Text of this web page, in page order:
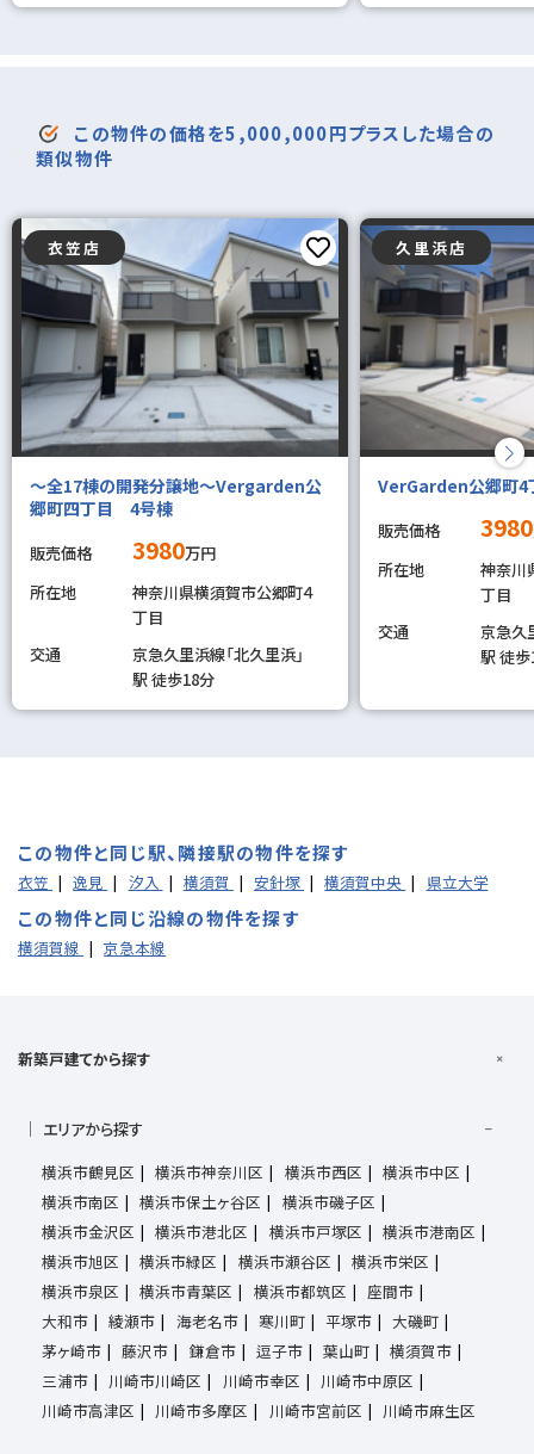
この物件の価格を5,000,000円プラスした場合の
類似物件
衣笠店
～全17棟の開発分譲地～Vergarden公
郷町四丁目 4号棟
販売価格 3980万円
所在地
神奈川県横須賀市公郷町４
丁目
交通
京急久里浜線「北久里浜」
駅 徒歩18分
久里浜店
VerGarden公郷町4
販売価格 3980
所在地
神奈川
丁目
交通
京急久
駅 徒
この物件と同じ駅、隣接駅の物件を探す
衣笠 逸見 汐入 横須賀 安針塚 横須賀中央 県立大学
この物件と同じ沿線の物件を探す
横須賀線 京急本線
新築戸建てから探す
エリアから探す
横浜市鶴見区
横浜市神奈川区 横浜市西区
横浜市中区
横浜市南区
横浜市保土ヶ谷区
横浜市磯子区
横浜市金沢区
横浜市港北区 横浜市戸塚区
横浜市港南区
横浜市旭区
横浜市緑区 横浜市瀬谷区
横浜市栄区
横浜市泉区
横浜市青葉区 横浜市都筑区
座間市
大和市
綾瀬市 海老名市 寒川町 平塚市
大磯町
茅ヶ崎市
藤沢市 鎌倉市 逗子市 葉山町
横須賀市
三浦市
川崎市川崎区 川崎市幸区
川崎市中原区
川崎市高津区
川崎市多摩区 川崎市宮前区 川崎市麻生区